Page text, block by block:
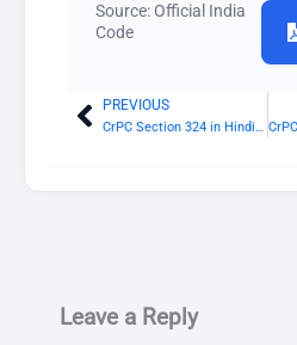
Source: Official India
Code
PrevPREVIOUS
CrPC Section 324 in Hindi: सिक्के संबंधी, स्टाम्प विधि संबंधी या संपत्ति संबंधी अपराधों के लिए पहले दोषसिद्ध किए जा चुके व्यक्तियों का विचारण
Leave a Reply